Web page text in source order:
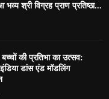
श्री विग्रह प्राण प्रतिष्ठा...
की प्रतिभा का उत्सव:
डांस एंड मॉडलिंग